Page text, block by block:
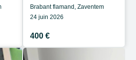
Brabant flamand, Zaventem
24 juin 2026
400 €